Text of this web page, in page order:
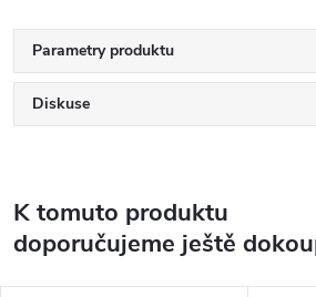
Parametry produktu
Diskuse
K tomuto produktu
doporučujeme ještě